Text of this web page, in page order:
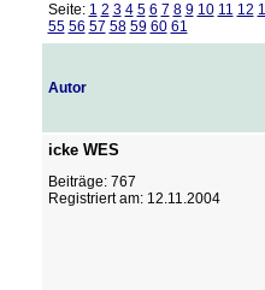
Seite: 1 2 3 4 5 6 7 8 9 10 11 12
55 56 57 58 59 60 61
Autor
icke WES
Beiträge: 767
Registriert am: 12.11.2004